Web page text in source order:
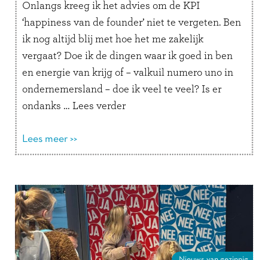
Onlangs kreeg ik het advies om de KPI
‘happiness van de founder’ niet te vergeten. Ben
ik nog altijd blij met hoe het me zakelijk
vergaat? Doe ik de dingen waar ik goed in ben
en energie van krijg of – valkuil numero uno in
ondernemersland – doe ik veel te veel? Is er
ondanks … Lees verder
Lees meer >>